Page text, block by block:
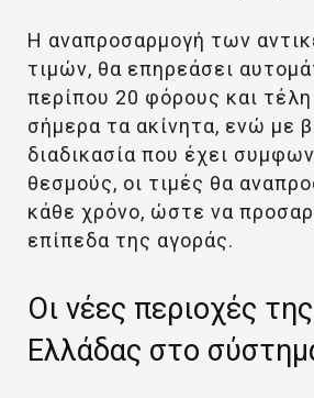
Η αναπροσαρμογή των
τιμών, θα επηρεάσει
περίπου 20 φόρους και
σήμερα τα ακίνητα, ενώ με
διαδικασία που έχει
θεσμούς, οι τιμές θα
κάθε χρόνο, ώστε να
επίπεδα της αγοράς.
Οι νέες περιοχές
Ελλάδας στο